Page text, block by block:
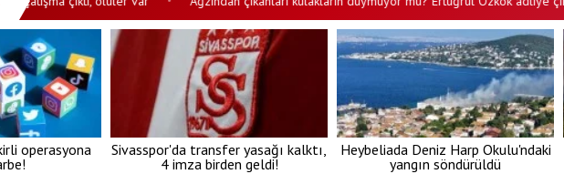
operasyona
Sivasspor'da transfer yasağı kalktı,
4 imza birden geldi!
Heybeliada Deniz Harp Okulu'ndaki
yangın söndürüldü